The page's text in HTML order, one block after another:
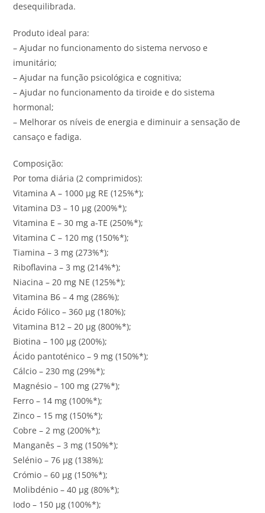
desequilibrada.
Produto ideal para:
– Ajudar no funcionamento do sistema nervoso e
imunitário;
– Ajudar na função psicológica e cognitiva;
– Ajudar no funcionamento da tiroide e do sistema
hormonal;
– Melhorar os níveis de energia e diminuir a sensação de
cansaço e fadiga.
Composição:
Por toma diária (2 comprimidos):
Vitamina A – 1000 µg RE (125%*);
Vitamina D3 – 10 µg (200%*);
Vitamina E – 30 mg a-TE (250%*);
Vitamina C – 120 mg (150%*);
Tiamina – 3 mg (273%*);
Riboflavina – 3 mg (214%*);
Niacina – 20 mg NE (125%*);
Vitamina B6 – 4 mg (286%);
Ácido Fólico – 360 µg (180%);
Vitamina B12 – 20 µg (800%*);
Biotina – 100 µg (200%);
Ácido pantoténico – 9 mg (150%*);
Cálcio – 230 mg (29%*);
Magnésio – 100 mg (27%*);
Ferro – 14 mg (100%*);
Zinco – 15 mg (150%*);
Cobre – 2 mg (200%*);
Manganês – 3 mg (150%*);
Selénio – 76 µg (138%);
Crómio – 60 µg (150%*);
Molibdénio – 40 µg (80%*);
Iodo – 150 µg (100%*);